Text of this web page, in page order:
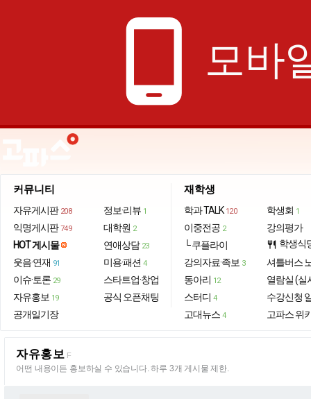
phone_android 모바
커뮤니티
자유게시판 208
익명게시판 749
HOT 게시물
웃음·연재 91
이슈·토론 29
자유홍보 19
공개일기장
정보·리뷰 1
대학원 2
연애상담 23
미용·패션 4
스타트업·창업
공식 오픈채팅
재학생
학과 TALK 120
이중전공 2
└ 쿠플라이
강의자료·족보 3
동아리 12
스터디 4
고대뉴스 4
학생회 1
강의평가
restaurant 학생식
셔틀버스
열람실 (실
수강신청
고파스 위
자유홍보 F
어떤 내용이든 홍보하실 수 있습니다. 하루 3개 게시물 제한.